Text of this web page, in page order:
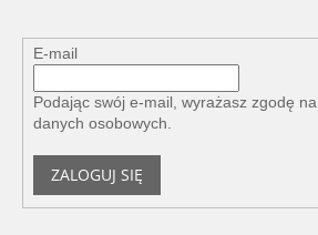
E-mail
Podając swój e-mail, wyrażasz zgodę na
danych osobowych.
ZALOGUJ SIĘ